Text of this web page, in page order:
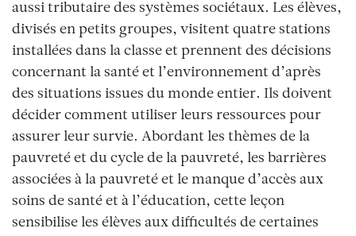
aussi tributaire des systèmes sociétaux. Les élèves,
divisés en petits groupes, visitent quatre stations
installées dans la classe et prennent des décisions
concernant la santé et l’environnement d’après
des situations issues du monde entier. Ils doivent
décider comment utiliser leurs ressources pour
assurer leur survie. Abordant les thèmes de la
pauvreté et du cycle de la pauvreté, les barrières
associées à la pauvreté et le manque d’accès aux
soins de santé et à l’éducation, cette leçon
sensibilise les élèves aux difficultés de certaines